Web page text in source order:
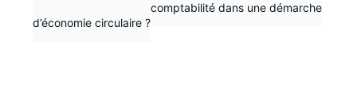
Pourquoi intégrer la comptabilité dans une démarche
d’économie circulaire ?